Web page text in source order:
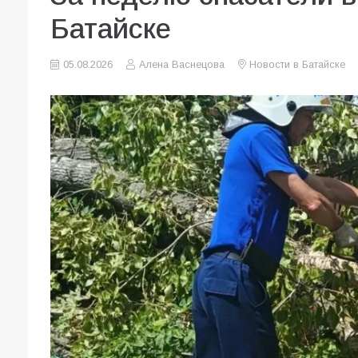
Батайске
05.08.2026 Алена Васнецова Новости в Батайске